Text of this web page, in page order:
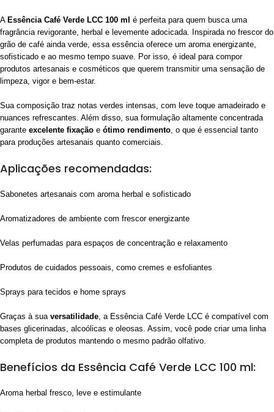
A Essência Café Verde LCC 100 ml é perfeita para quem busca uma
fragrância revigorante, herbal e levemente adocicada. Inspirada no frescor do
grão de café ainda verde, essa essência oferece um aroma energizante,
sofisticado e ao mesmo tempo suave. Por isso, é ideal para compor
produtos artesanais e cosméticos que querem transmitir uma sensação de
limpeza, vigor e bem-estar.
Sua composição traz notas verdes intensas, com leve toque amadeirado e
nuances refrescantes. Além disso, sua formulação altamente concentrada
garante excelente fixação e ótimo rendimento, o que é essencial tanto
para produções artesanais quanto comerciais.
Aplicações recomendadas:
Sabonetes artesanais com aroma herbal e sofisticado
Aromatizadores de ambiente com frescor energizante
Velas perfumadas para espaços de concentração e relaxamento
Produtos de cuidados pessoais, como cremes e esfoliantes
Sprays para tecidos e home sprays
Graças à sua versatilidade, a Essência Café Verde LCC é compatível com
bases glicerinadas, alcoólicas e oleosas. Assim, você pode criar uma linha
completa de produtos mantendo o mesmo padrão olfativo.
Benefícios da Essência Café Verde LCC 100 ml:
Aroma herbal fresco, leve e estimulante